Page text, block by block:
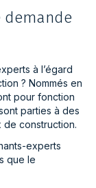
demande
à l’égard
? Nommés en
pour fonction
parties à des
de construction.
experts
que le